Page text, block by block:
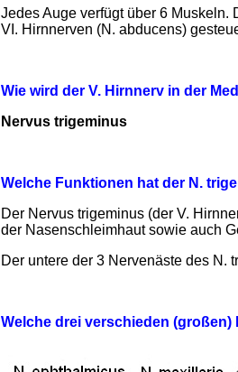
Jedes Auge verfügt über 6 Muskeln.
VI. Hirnnerven (N. abducens)
Wie wird der V. Hirnnerv in der
Nervus trigeminus
Welche Funktionen hat der N.
Der Nervus trigeminus (der V.
der Nasenschleimhaut sowie auch
Der untere der 3 Nervenäste des N.
Welche drei verschieden